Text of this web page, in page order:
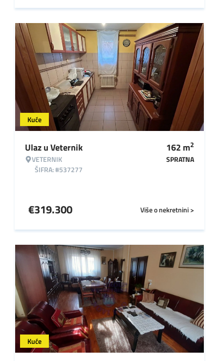
Kuće
Ulaz u Veternik
VETERNIK
ŠIFRA: #537277
162 m2
SPRATNA
Više o nekretnini >
€319.300
Kuće